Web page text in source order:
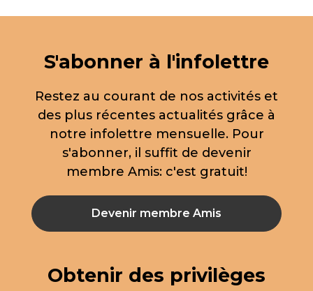
S'abonner à l'infolettre
Restez au courant de nos activités et
des plus récentes actualités grâce à
notre infolettre mensuelle. Pour
s'abonner, il suffit de devenir
membre Amis: c'est gratuit!
Devenir membre Amis
Obtenir des privilèges